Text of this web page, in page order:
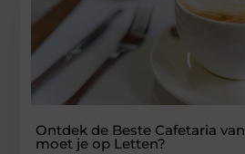
Ontdek de Beste Cafetaria
moet je op Letten?